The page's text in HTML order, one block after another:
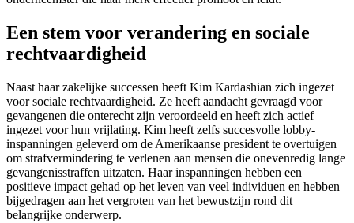
Een stem voor verandering en sociale
rechtvaardigheid
Naast haar zakelijke successen heeft Kim Kardashian zich ingezet
voor sociale rechtvaardigheid. Ze heeft aandacht gevraagd voor
gevangenen die onterecht zijn veroordeeld en heeft zich actief
ingezet voor hun vrijlating. Kim heeft zelfs succesvolle lobby-
inspanningen geleverd om de Amerikaanse president te overtuigen
om strafvermindering te verlenen aan mensen die onevenredig lange
gevangenisstraffen uitzaten. Haar inspanningen hebben een
positieve impact gehad op het leven van veel individuen en hebben
bijgedragen aan het vergroten van het bewustzijn rond dit
belangrijke onderwerp.